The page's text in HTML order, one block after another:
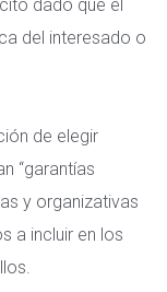
dado que el
del interesado o
de elegir
“garantías
y organizativas
a incluir en los